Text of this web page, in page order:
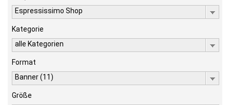
Espressissimo Shop
Kategorie
alle Kategorien
Format
Banner (11)
Größe